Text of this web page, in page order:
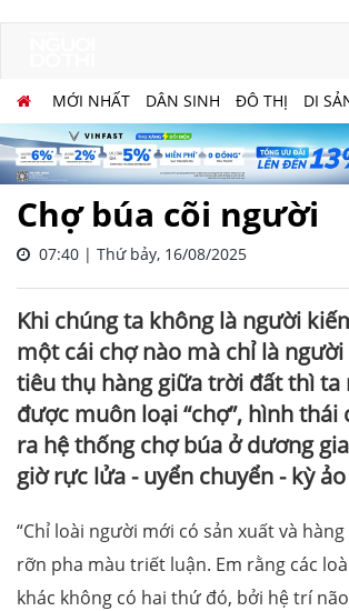
MỚI NHẤT DÂN SINH ĐÔ THỊ DI
Chợ búa cõi người
07:40 | Thứ bảy, 16/08/2025
Khi chúng ta không là người
một cái chợ nào mà chỉ là
tiêu thụ hàng giữa trời đất thì ta
được muôn loại “chợ”, hình thái
ra hệ thống chợ búa ở dương
giờ rực lửa - uyển chuyển - kỳ
“Chỉ loài người mới có sản xuất và hàng
rỡn pha màu triết luận. Em rằng các
khác không có hai thứ đó, bởi hệ trí